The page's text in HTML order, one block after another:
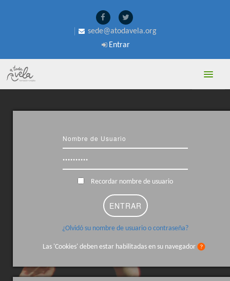
sede@atodavela.org
Entrar
Recordar nombre de usuario
¿Olvidó su nombre de usuario o contraseña?
Las 'Cookies' deben estar habilitadas en su navegador